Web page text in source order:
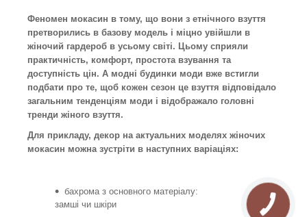
Феномен мокасин в тому, що вони з етнічного взуття
претворились в базову модель і міцно увійшли в
жіночий гардероб в усьому світі. Цьому сприяли
практичність, комфорт, простота взування та
доступність цін. А модні будинки моди вже встигли
подбати про те, щоб кожен сезон це взуття відповідало
загальним тенденціям моди і відображало головні
тренди жіного взуття.
Для прикладу, декор на актуальних моделях жіночих
мокасин можна зустріти в наступних варіаціях:
бахрома з основного матеріалу:
замші чи шкіри